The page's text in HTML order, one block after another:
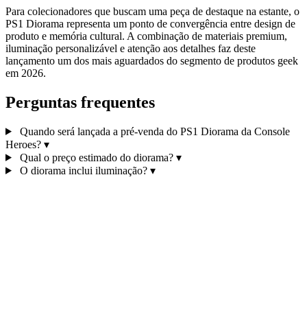
Para colecionadores que buscam uma peça de destaque na estante, o
PS1 Diorama representa um ponto de convergência entre design de
produto e memória cultural. A combinação de materiais premium,
iluminação personalizável e atenção aos detalhes faz deste
lançamento um dos mais aguardados do segmento de produtos geek
em 2026.
Perguntas frequentes
Quando será lançada a pré-venda do PS1 Diorama da Console
Heroes? ▾
Qual o preço estimado do diorama? ▾
O diorama inclui iluminação? ▾